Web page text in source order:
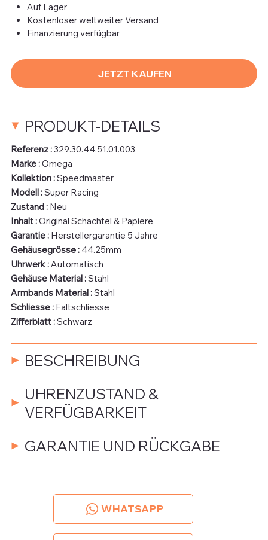
Auf Lager
Kostenloser weltweiter Versand
Finanzierung verfügbar
JETZT KAUFEN
PRODUKT-DETAILS
Referenz :329.30.44.51.01.003
Marke :Omega
Kollektion :Speedmaster
Modell :Super Racing
Zustand :Neu
Inhalt :Original Schachtel & Papiere
Garantie :Herstellergarantie 5 Jahre
Gehäusegrösse : 44.25mm
Uhrwerk :Automatisch
Gehäuse Material :Stahl
Armbands Material :Stahl
Schliesse : Faltschliesse
Zifferblatt :Schwarz
BESCHREIBUNG
UHRENZUSTAND &
VERFÜGBARKEIT
GARANTIE UND RÜCKGABE
WHATSAPP